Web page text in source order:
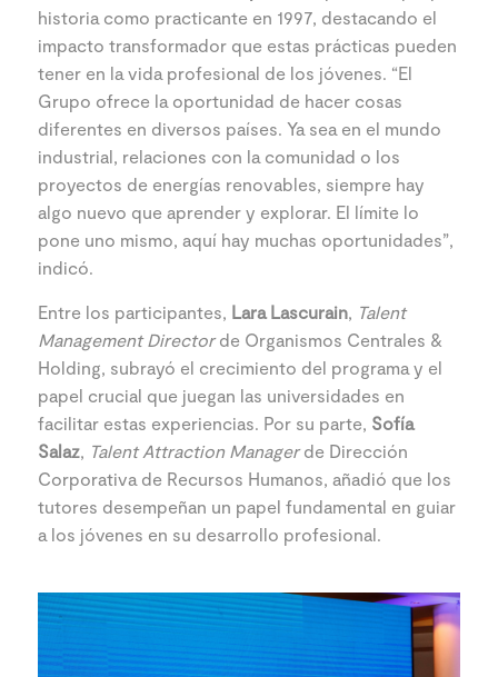
historia como practicante en 1997, destacando el
impacto transformador que estas prácticas pueden
tener en la vida profesional de los jóvenes. “El
Grupo ofrece la oportunidad de hacer cosas
diferentes en diversos países. Ya sea en el mundo
industrial, relaciones con la comunidad o los
proyectos de energías renovables, siempre hay
algo nuevo que aprender y explorar. El límite lo
pone uno mismo, aquí hay muchas oportunidades”,
indicó.
Entre los participantes, Lara Lascurain, Talent
Management Directorde Organismos Centrales &
Holding, subrayó el crecimiento del programa y el
papel crucial que juegan las universidades en
facilitar estas experiencias. Por su parte, Sofía
Salaz, Talent Attraction Managerde Dirección
Corporativa de Recursos Humanos, añadió que los
tutores desempeñan un papel fundamental en guiar
a los jóvenes en su desarrollo profesional.